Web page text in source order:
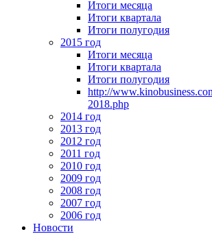
Итоги месяца
Итоги квартала
Итоги полугодия
2015 год
Итоги месяца
Итоги квартала
Итоги полугодия
http://
2018.php
2014 год
2013 год
2012 год
2011 год
2010 год
2009 год
2008 год
2007 год
2006 год
Новости